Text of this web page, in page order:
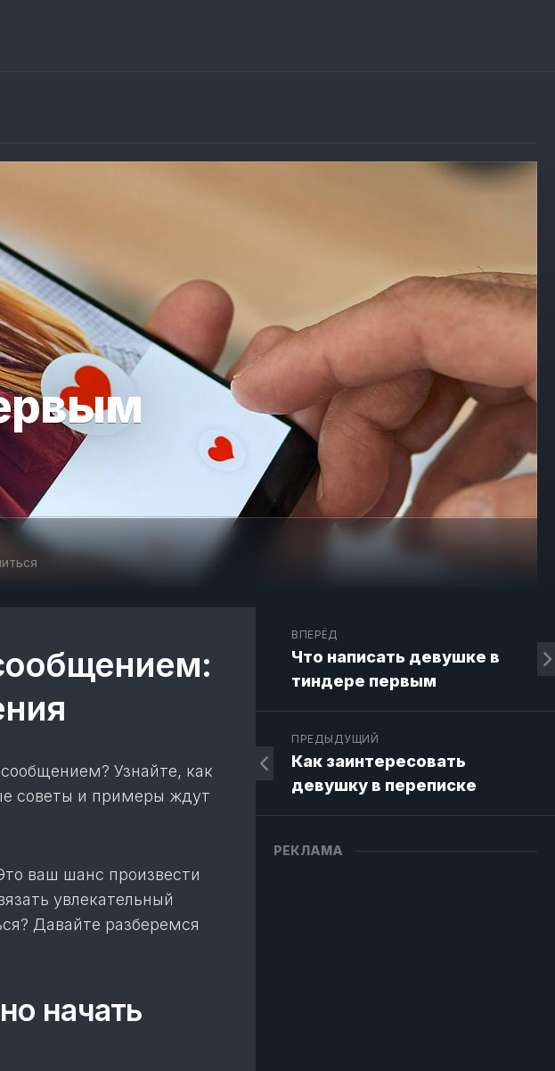
Узнайте, как
советы и примеры ждут
ваш шанс произвести
увлекательный
Давайте разберемся
начать
ВПЕРЁД
Что написать девушке в
тиндере первым
ПРЕДЫДУЩИЙ
Как заинтересовать
девушку в переписке
РЕКЛАМА